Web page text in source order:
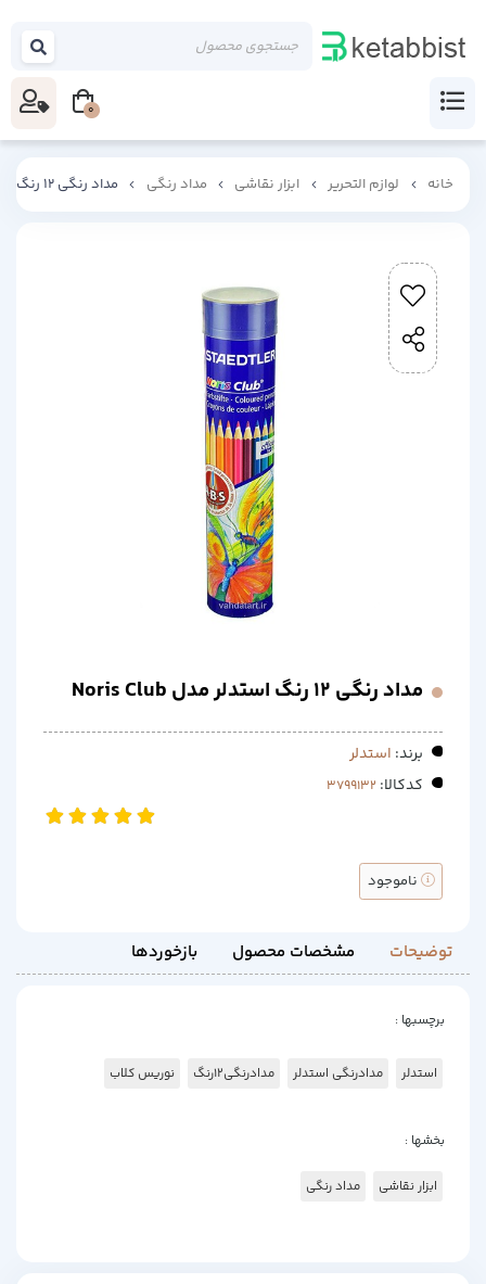
خانه لوازم التحریر ابزار نقاشی مداد رنگی مداد رنگی 12 رنگ استدلر مدل Noris Club
مداد رنگی 12 رنگ استدلر مدل Noris Club
برند: استدلر
کدکالا:
ناموجود
توضیحات مشخصات محصول بازخوردها
برچسبها :
استدلر مدادرنگی استدلر مدادرنگی12رنگ نوریس کلاب
بخشها :
ابزار نقاشی مداد رنگی
0